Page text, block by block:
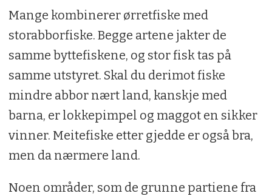
Mange kombinerer ørretfiske med
storabborfiske. Begge artene jakter de
samme byttefiskene, og stor fisk tas på
samme utstyret. Skal du derimot fiske
mindre abbor nært land, kanskje med
barna, er lokkepimpel og maggot en sikker
vinner. Meitefiske etter gjedde er også bra,
men da nærmere land.
Noen områder, som de grunne partiene fra